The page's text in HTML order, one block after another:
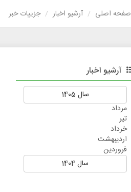
صفحه اصلی آرشیو اخبار جزییات خبر
آرشیو اخبار
سال 1405
مرداد
تير
خرداد
ارديبهشت
فروردين
سال 1404